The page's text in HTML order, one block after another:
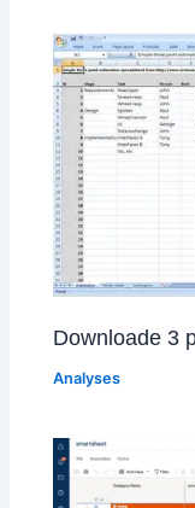
Downloade 3
Analyses